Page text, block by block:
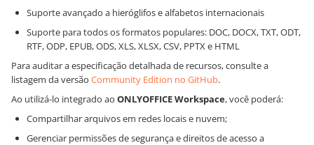
Suporte avançado a hieróglifos e alfabetos internacionais
Suporte para todos os formatos populares: DOC, DOCX, TXT, ODT,
RTF, ODP, EPUB, ODS, XLS, XLSX, CSV, PPTX e HTML
Para auditar a especificação detalhada de recursos, consulte a
listagem da versão Community Edition no GitHub.
Ao utilizá-lo integrado ao ONLYOFFICE Workspace, você poderá:
Compartilhar arquivos em redes locais e nuvem;
Gerenciar permissões de segurança e direitos de acesso a